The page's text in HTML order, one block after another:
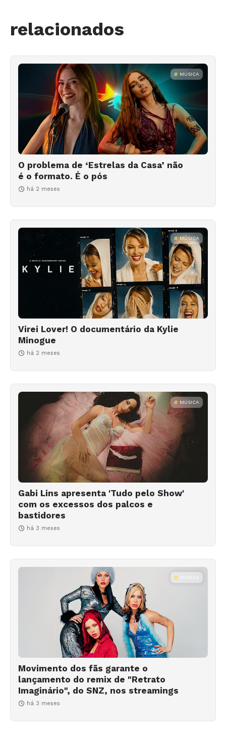
relacionados
MÚSICA
O problema de ‘Estrelas da Casa’ não
é o formato. É o pós
há 2 meses
MÚSICA
Virei Lover! O documentário da Kylie
Minogue
há 2 meses
MÚSICA
Gabi Lins apresenta 'Tudo pelo Show'
com os excessos dos palcos e
bastidores
há 3 meses
MÚSICA
Movimento dos fãs garante o
lançamento do remix de "Retrato
Imaginário", do SNZ, nos streamings
há 3 meses